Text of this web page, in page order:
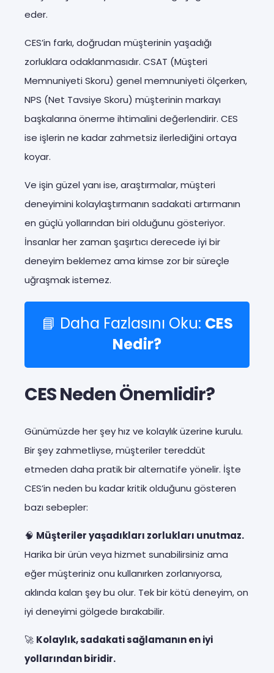
eder.
CES’in farkı, doğrudan müşterinin yaşadığı
zorluklara odaklanmasıdır. CSAT (Müşteri
Memnuniyeti Skoru) genel memnuniyeti ölçerken,
NPS (Net Tavsiye Skoru) müşterinin markayı
başkalarına önerme ihtimalini değerlendirir. CES
ise işlerin ne kadar zahmetsiz ilerlediğini ortaya
koyar.
Ve işin güzel yanı ise, araştırmalar, müşteri
deneyimini kolaylaştırmanın sadakati artırmanın
en güçlü yollarından biri olduğunu gösteriyor.
İnsanlar her zaman şaşırtıcı derecede iyi bir
deneyim beklemez ama kimse zor bir süreçle
uğraşmak istemez.
📘 Daha Fazlasını Oku: CES
Nedir?
CES Neden Önemlidir?
Günümüzde her şey hız ve kolaylık üzerine kurulu.
Bir şey zahmetliyse, müşteriler tereddüt
etmeden daha pratik bir alternatife yönelir. İşte
CES’in neden bu kadar kritik olduğunu gösteren
bazı sebepler:
🧠 Müşteriler yaşadıkları zorlukları unutmaz.
Harika bir ürün veya hizmet sunabilirsiniz ama
eğer müşteriniz onu kullanırken zorlanıyorsa,
aklında kalan şey bu olur. Tek bir kötü deneyim, on
iyi deneyimi gölgede bırakabilir.
🚀 Kolaylık, sadakati sağlamanın en iyi
yollarından biridir.